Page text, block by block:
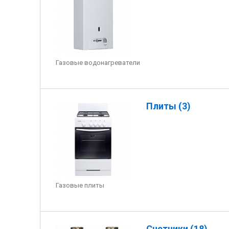
Газовые водонагреватели
Плиты (3)
Газовые плиты